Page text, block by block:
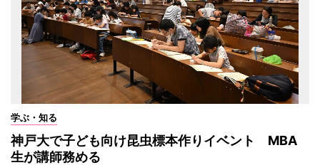
学ぶ・知る
神戸大で子ども向け昆虫標本作りイベント MBA
生が講師務める